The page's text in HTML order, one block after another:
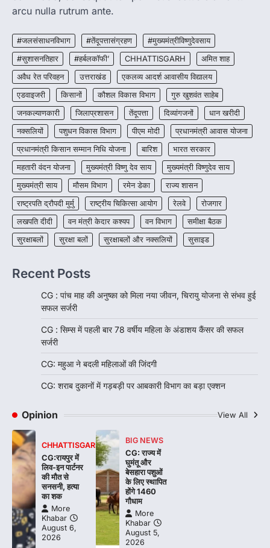
4
CG: शराब दुकानों में गड़बड़ी पर आबकारी
विभाग का बड़ा एक्शन
More Khabar August 6, 2026
रायपुर। छत्तीसगढ़ में शराब दुकानों में अधिक कीमत पर
बिक्री और अन्य गंभीर अनियमितताओं के…
arcu nulla rutrum ante.
#जलसंसाधनविभाग #तेंदूपत्तासंग्रहण
#मुख्यमंत्रीविष्णुदेवसाय
#सुशासनतिहार
#हर्बलकॉफी’ CHHATTISGARH
अमित शाह
अवैध रेत परिवहन
उत्तराखंड
एकलव्य आदर्श आवासीय विद्यालय
एडवाइजरी
किसानों कौशल विकास विभाग
गुरु खुशवंत साहेब
जनकल्याणकारी
जिलाप्रशासन तेंदूपत्ता दिव्यांगजनों
धान खरीदी
नक्सलियों
पशुधन विकास विभाग पीएम मोदी
प्रधानमंत्री आवास योजना
प्रधानमंत्री किसान सम्मान निधि योजना
बारिश
भारत सरकार
महतारी वंदन योजना
मुख्यमंत्री विष्णु देव साय
मुख्यमंत्री विष्णुदेव साय
मुख्यमंत्री साय
मौसम विभाग रमेन डेका
राज्य शासन
राष्ट्रपति द्रौपदी मुर्मु
राष्ट्रीय चिकित्सा आयोग रेलवे
रोजगार
लखपति दीदी
वन मंत्री केदार कश्यप वन विभाग
समीक्षा बैठक
सुरक्षाबलों
सुरक्षा बलों सुरक्षाबलों और नक्सलियों सुसाइड
Recent Posts
CG : पांच माह की अनुष्का को मिला नया जीवन, चिरायु योजना से संभव हुई
सफल सर्जरी
CG : सिम्स में पहली बार 78 वर्षीय महिला के अंडाशय कैंसर की सफल
सर्जरी
CG: महुआ ने बदली महिलाओं की जिंदगी
CG: शराब दुकानों में गड़बड़ी पर आबकारी विभाग का बड़ा एक्शन
Opinion View All
CHHATTISGARH
CG:रायपुर में
लिव-इन पार्टनर
की मौत से
सनसनी, हत्या
का शक
More
Khabar
August 6,
2026
BIG NEWS
CG: राज्य में
घुमंतू और
बेसहारा पशुओं
के लिए स्थापित
होंगे 1460
गौधाम
More
Khabar
August 5,
2026